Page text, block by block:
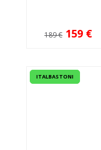
189 € 159 €
ITALBASTONI